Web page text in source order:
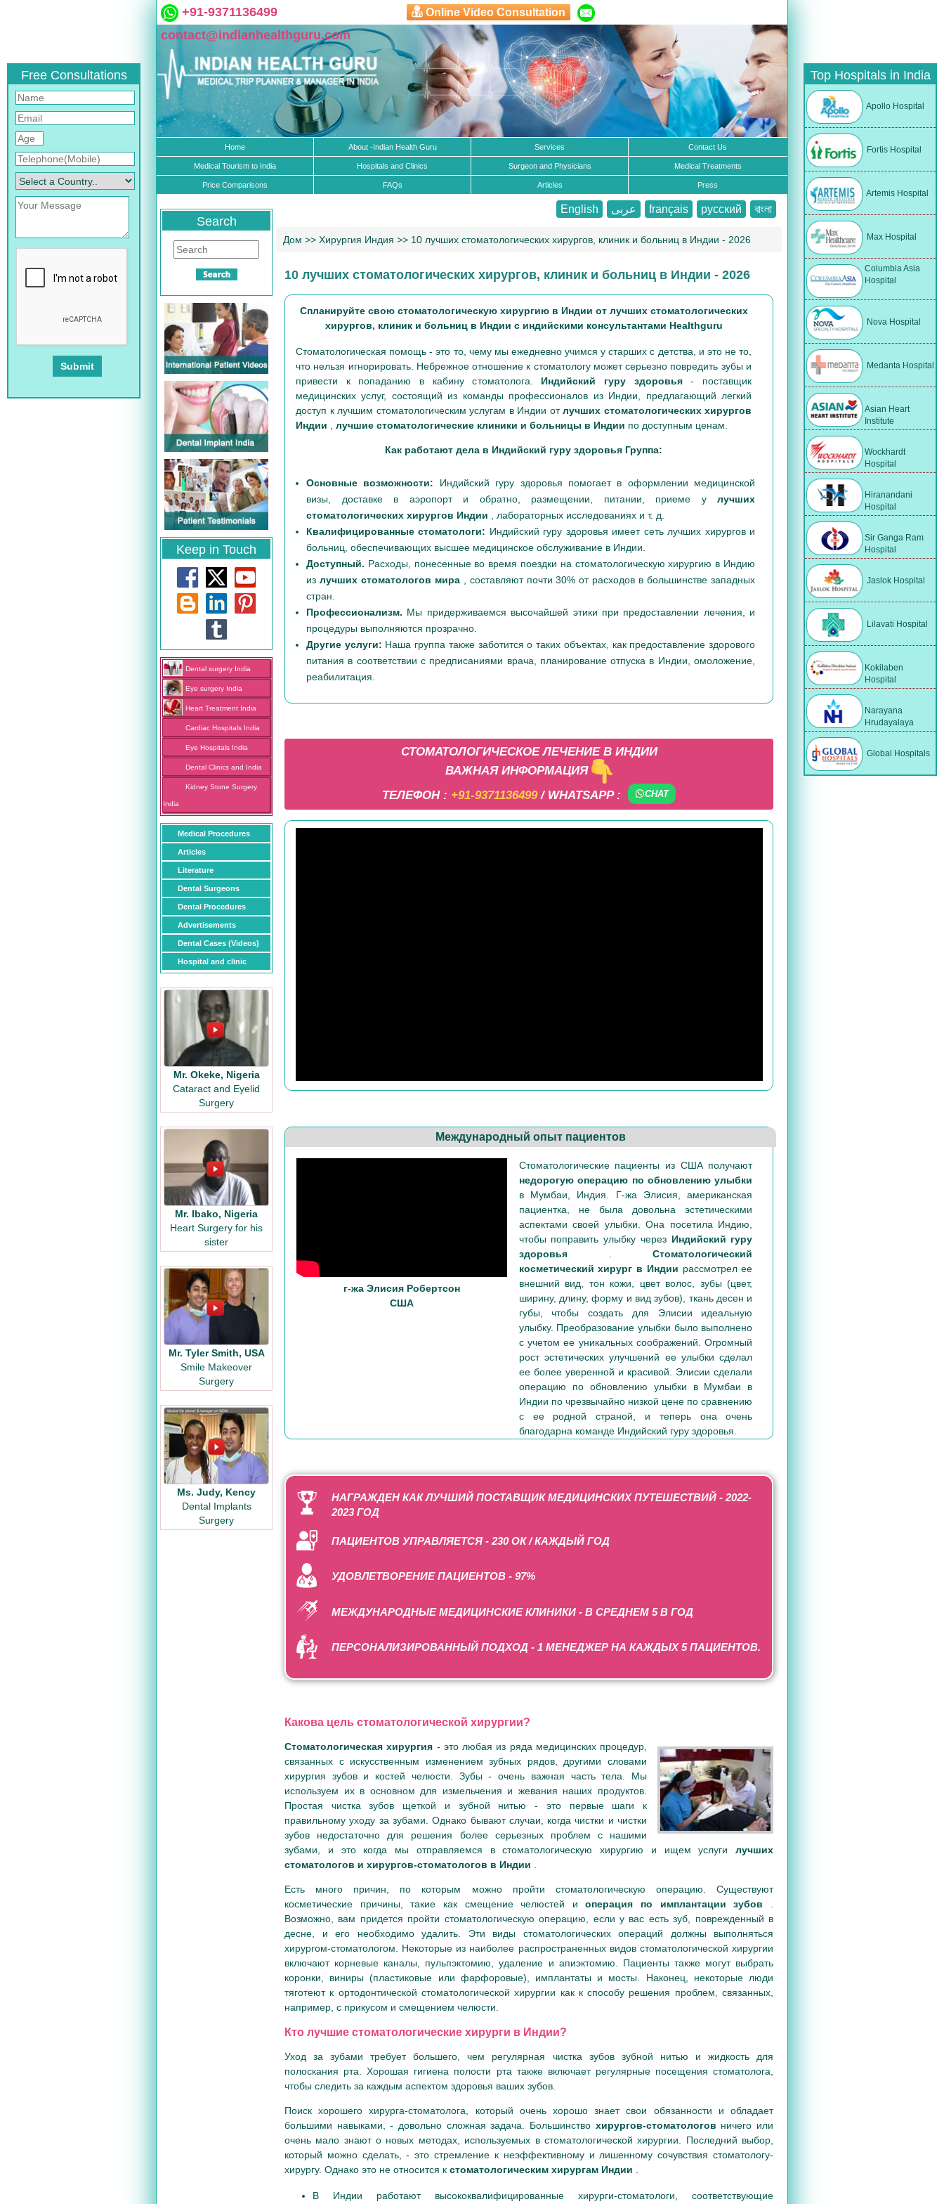
Free Consultations Top Hospitals in India
Apollo Hospital
Fortis Hospital
Artemis Hospital
Max Hospital
Columbia Asia
Hospital
Nova Hospital
Medanta Hospital
Asian Heart
Institute
Wockhardt
Hospital
Hiranandani
Hospital
Sir Ganga Ram
Hospital
Jaslok Hospital
Lilavati Hospital
Kokilaben
Hospital
Narayana
Hrudayalaya
Global Hospitals
+91-9371136499 Online Video Consultation
contact@indianhealthguru.com
Home About -Indian Health Guru Services Contact Us
Medical Tourism to India Hospitals and Clinics Surgeon and Physicians Medical Treatments
Price Comparisons FAQs Articles Press
Search
Keep in Touch
Dental surgery India
Eye surgery India
Heart Treatment India
Cardiac Hospitals India
Eye Hospitals India
Dental Clinics and India
Kidney Stone Surgery
India
Medical Procedures
Articles
Literature
Dental Surgeons
Dental Procedures
Advertisements
Dental Cases (Videos)
Hospital and clinic
Mr. Okeke, Nigeria
Cataract and Eyelid
Surgery
Mr. Ibako, Nigeria
Heart Surgery for his
sister
Mr. Tyler Smith, USA
Smile Makeover
Surgery
Ms. Judy, Kency
Dental Implants
Surgery
English عربى français русский বাংলা
Дом >> Хирургия Индия >> 10 лучших стоматологических хирургов, клиник и больниц в Индии - 2026
10 лучших стоматологических хирургов, клиник и больниц в Индии - 2026
Спланируйте свою стоматологическую хирургию в Индии от лучших стоматологических
хирургов, клиник и больниц в Индии с индийскими консультантами Healthguru
Стоматологическая помощь - это то, чему мы ежедневно учимся у старших с детства, и это не то,
что нельзя игнорировать. Небрежное отношение к стоматологу может серьезно повредить зубы и
привести к попаданию в кабину стоматолога. Индийский гуру здоровья- поставщик
медицинских услуг, состоящий из команды профессионалов из Индии, предлагающий легкий
доступ к лучшим стоматологическим услугам в Индии отлучших стоматологических хирургов
Индии , лучшие стоматологические клиники и больницы в Индии по доступным ценам.
Как работают дела в Индийский гуру здоровья Группа:
Основные возможности: Индийский гуру здоровья помогает в оформлении медицинской
визы, доставке в аэропорт и обратно, размещении, питании, приеме у лучших
стоматологических хирургов Индии
, лабораторных исследованиях и т. д.
Квалифицированные стоматологи: Индийский гуру здоровья имеет сеть лучших хирургов и
больниц, обеспечивающих высшее медицинское обслуживание в Индии.
Доступный. Расходы, понесенные во время поездки на стоматологическую хирургию в Индию
из лучших стоматологов мира
, составляют почти 30% от расходов в большинстве западных
стран.
Профессионализм. Мы придерживаемся высочайшей этики при предоставлении лечения, и
процедуры выполняются прозрачно.
Другие услуги: Наша группа также заботится о таких объектах, как предоставление здорового
питания в соответствии с предписаниями врача, планирование отпуска в Индии, омоложение,
реабилитация.
СТОМАТОЛОГИЧЕСКОЕ ЛЕЧЕНИЕ В ИНДИИ
ВАЖНАЯ ИНФОРМАЦИЯ
ТЕЛЕФОН : +91-9371136499 / WHATSAPP : CHAT
Международный опыт пациентов
г-жа Элисия Робертсон
США
Стоматологические пациенты из США получают
недорогую операцию по обновлению улыбки
в Мумбаи, Индия. Г-жа Элисия, американская
пациентка, не была довольна эстетическими
аспектами своей улыбки. Она посетила Индию,
чтобы поправить улыбку через Индийский гуру
здоровья
.Стоматологический
косметический хирург в Индии рассмотрел ее
внешний вид, тон кожи, цвет волос, зубы (цвет,
ширину, длину, форму и вид зубов), ткань десен и
губы, чтобы создать для Элисии идеальную
улыбку. Преобразование улыбки было выполнено
с учетом ее уникальных соображений. Огромный
рост эстетических улучшений ее улыбки сделал
ее более уверенной и красивой. Элисии сделали
операцию по обновлению улыбки в Мумбаи в
Индии по чрезвычайно низкой цене по сравнению
с ее родной страной, и теперь она очень
благодарна команде Индийский гуру здоровья.
НАГРАЖДЕН КАК ЛУЧШИЙ ПОСТАВЩИК МЕДИЦИНСКИХ ПУТЕШЕСТВИЙ - 2022-
2023 ГОД
ПАЦИЕНТОВ УПРАВЛЯЕТСЯ - 230 ОК / КАЖДЫЙ ГОД
УДОВЛЕТВОРЕНИЕ ПАЦИЕНТОВ - 97%
МЕЖДУНАРОДНЫЕ МЕДИЦИНСКИЕ КЛИНИКИ - В СРЕДНЕМ 5 В ГОД
ПЕРСОНАЛИЗИРОВАННЫЙ ПОДХОД - 1 МЕНЕДЖЕР НА КАЖДЫХ 5 ПАЦИЕНТОВ.
Какова цель стоматологической хирургии?
Стоматологическая хирургия - это любая из ряда медицинских процедур,
связанных с искусственным изменением зубных рядов, другими словами
хирургия зубов и костей челюсти. Зубы - очень важная часть тела. Мы
используем их в основном для измельчения и жевания наших продуктов.
Простая чистка зубов щеткой и зубной нитью - это первые шаги к
правильному уходу за зубами. Однако бывают случаи, когда чистки и чистки
зубов недостаточно для решения более серьезных проблем с нашими
зубами, и это когда мы отправляемся в стоматологическую хирургию и ищем услуги лучших
стоматологов и хирургов-стоматологов в Индии
Есть много причин, по которым можно пройти стоматологическую операцию. Существуют
косметические причины, такие как смещение челюстей иоперация по имплантации зубов
Возможно, вам придется пройти стоматологическую операцию, если у вас есть зуб, поврежденный в
десне, и его необходимо удалить. Эти виды стоматологических операций должны выполняться
хирургом-стоматологом. Некоторые из наиболее распространенных видов стоматологической хирургии
включают корневые каналы, пульпэктомию, удаление и апиэктомию. Пациенты также могут выбрать
коронки, виниры (пластиковые или фарфоровые), имплантаты и мосты. Наконец, некоторые люди
тяготеют к ортодонтической стоматологической хирургии как к способу решения проблем, связанных,
например, с прикусом и смещением челюсти.
Кто лучшие стоматологические хирурги в Индии?
Уход за зубами требует большего, чем регулярная чистка зубов зубной нитью и жидкость для
полоскания рта. Хорошая гигиена полости рта также включает регулярные посещения стоматолога,
чтобы следить за каждым аспектом здоровья ваших зубов.
Поиск хорошего хирурга-стоматолога, который очень хорошо знает свои обязанности и обладает
большими навыками, - довольно сложная задача. Большинство хирургов-стоматологов ничего или
очень мало знают о новых методах, используемых в стоматологической хирургии. Последний выбор,
который можно сделать, - это стремление к неэффективному и лишенному сочувствия стоматологу-
хирургу. Однако это не относится к стоматологическим хирургам Индии
В Индии работают высококвалифицированные хирурги-стоматологи, соответствующие